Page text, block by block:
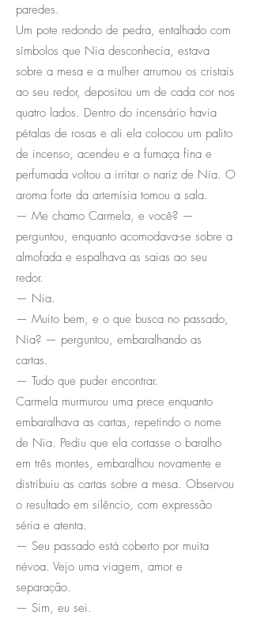
paredes.
Um pote redondo de pedra, entalhado com
símbolos que Nia desconhecia, estava
sobre a mesa e a mulher arrumou os cristais
ao seu redor, depositou um de cada cor nos
quatro lados. Dentro do incensário havia
pétalas de rosas e ali ela colocou um palito
de incenso, acendeu e a fumaça fina e
perfumada voltou a irritar o nariz de Nia. O
aroma forte da artemísia tomou a sala.
— Me chamo Carmela, e você? —
perguntou, enquanto acomodava-se sobre a
almofada e espalhava as saias ao seu
redor.
— Nia.
— Muito bem, e o que busca no passado,
Nia? — perguntou, embaralhando as
cartas.
— Tudo que puder encontrar.
Carmela murmurou uma prece enquanto
embaralhava as cartas, repetindo o nome
de Nia. Pediu que ela cortasse o baralho
em três montes, embaralhou novamente e
distribuiu as cartas sobre a mesa. Observou
o resultado em silêncio, com expressão
séria e atenta.
— Seu passado está coberto por muita
névoa. Vejo uma viagem, amor e
separação.
— Sim, eu sei.